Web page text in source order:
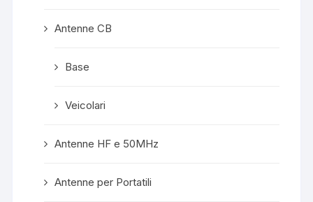
Antenne CB
Base
Veicolari
Antenne HF e 50MHz
Antenne per Portatili